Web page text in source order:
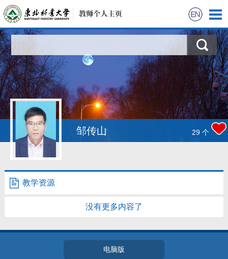
科学研究
教学研究
获奖信息
招生信息
学生信息
教师博客
邹传山 29 个
教学资源
没有更多内容了
电脑版